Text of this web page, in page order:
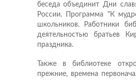
беседа объединит Дни
России. Программа "К
школьников. Работники
деятельностью братьев
праздника.
Также в библиотеке
прежние, времена